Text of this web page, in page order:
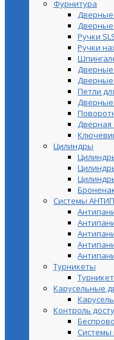
Фурнитура
Дверные
Дверные
Ручки
Ручки
Дверные
Дверные
Петли
Дверная
Цилиндры
Системы
Турникеты
Карусельные
Контроль
Системы